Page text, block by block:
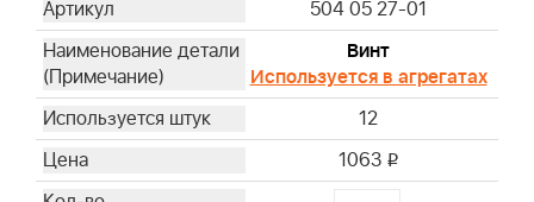
504 05 27-01
Винт
Используется в агрегатах
12
1063 i